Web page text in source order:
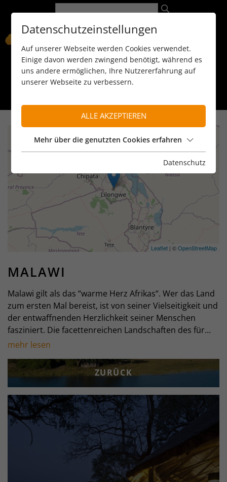
089 / 8 11 90 15
−
Leaflet | ©OpenStreetMap
MALAWI
Malawi gilt als das “warme Herz Afrikas“. Wer das Land
zum ersten Mal bereist, ist von seiner Vielseitigkeit und
der entwaffnenden Herzlichkeit seiner Menschen
fasziniert. Die facettenreichen Landschaften des für
afrikanische Verhältnisse dicht besiedelten, aber
sanften Hügeln, dichten Pinienwäldern und
Teeplantagen. Das Steppengras der weiten Ebenen
bietet einen farbenprächtigen Kontrast zum grün-blau
glitzernden Lake Malawi - dem “See der Sterne“. Der
mit 24.000 km² gigantische See bietet über 450
verschiedenen Fischarten eine Heimat und ist bei
Schnorchlern ebenso wie bei Tauchern gleichermaßen
beliebt. Die Strände des Lake Malawi verheißen
feinsten Sand, klares Wasser und atemberaubende
Sonnenuntergänge über dem See. Nach Jahren der
mehr lesen
ZURÜCK
Datenschutzeinstellungen
Auf unserer Webseite werden Cookies verwendet.
Einige davon werden zwingend benötigt, während es
uns andere ermöglichen, Ihre Nutzererfahrung auf
unserer Webseite zu verbessern.
ALLE AKZEPTIEREN
Mehr über die genutzten Cookies erfahren
Datenschutz